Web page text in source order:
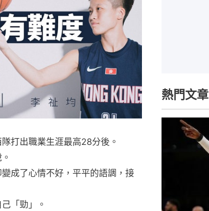
打出職業生涯最高28分後。
成了心情不好，平平的語調，接
「勁」。
熱門文章